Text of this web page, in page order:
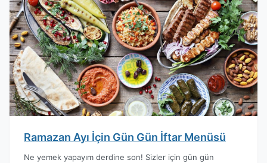
Ramazan Ayı İçin Gün Gün İftar Menüsü
Ne yemek yapayım derdine son! Sizler için gün gün